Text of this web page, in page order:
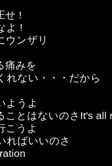
せ !
よ !
ウンザリ
痛みを
れない・・・だから
ようよ
ことはないのさIt's all
こうよ
ればいいのさ